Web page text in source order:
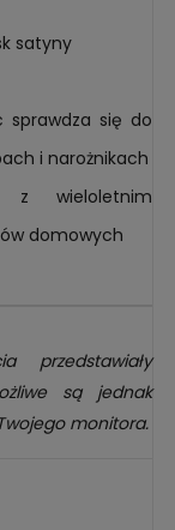
satyny
sprawdza się do
i narożnikach
wieloletnim
domowych
przedstawiały
są jednak
monitora.